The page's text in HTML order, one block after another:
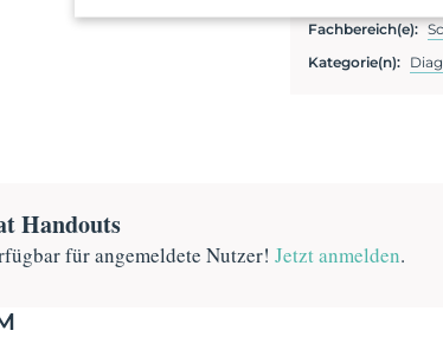
Fachbereich(e):
Kategorie(n):
Handouts
für angemeldete Nutzer!Jetzt anmelden.